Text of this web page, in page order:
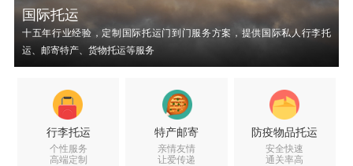
国际托运
十五年行业经验，定制国际托运门到门服务方案，提供国际私人行李托
运、邮寄特产、货物托运等服务
行李托运
个性服务
高端定制
特产邮寄
亲情友情
让爱传递
防疫物品托运
安全快速
通关率高